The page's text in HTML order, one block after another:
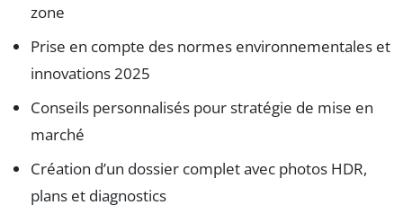
zone
Prise en compte des normes environnementales et
innovations 2025
Conseils personnalisés pour stratégie de mise en
marché
Création d’un dossier complet avec photos HDR,
plans et diagnostics